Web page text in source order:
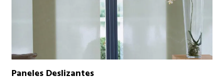
Paneles Deslizantes